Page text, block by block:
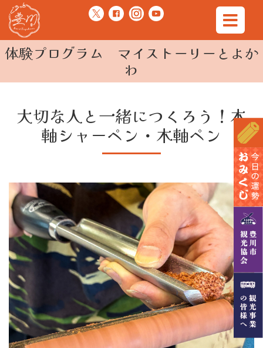
体験プログラム マイストーリーとよか
わ
大切な人と一緒につくろう！木
軸シャーペン・木軸ペン